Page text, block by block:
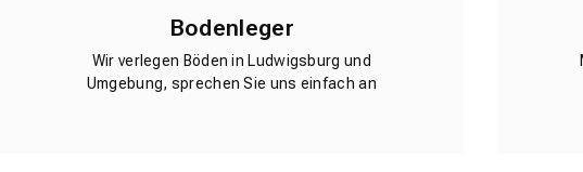
Bodenleger
Wir verlegen Böden in Ludwigsburg und
Umgebung, sprechen Sie uns einfach an